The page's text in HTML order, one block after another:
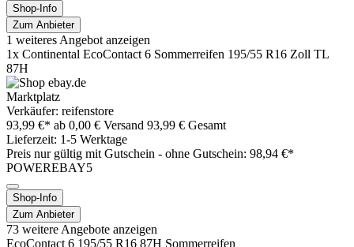
Shop-Info
Zum Anbieter
1 weiteres Angebot anzeigen
1x Continental EcoContact 6 Sommerreifen 195/55 R16 Zoll TL
87H
Marktplatz
Verkäufer: reifenstore
93,99 €* ab 0,00 € Versand 93,99 € Gesamt
Lieferzeit: 1-5 Werktage
Preis nur gültig mit Gutschein - ohne Gutschein: 98,94 €*
POWEREBAY5
Shop-Info
Zum Anbieter
73 weitere Angebote anzeigen
EcoContact 6 195/55 R16 87H Sommerreifen